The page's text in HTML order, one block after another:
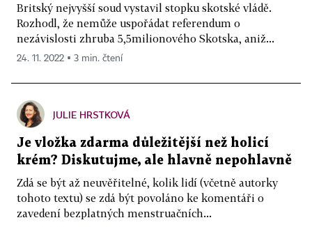
Britský nejvyšší soud vystavil stopku skotské vládě.
Rozhodl, že nemůže uspořádat referendum o
nezávislosti zhruba 5,5milionového Skotska, aniž...
24. 11. 2022 ▪ 3 min. čtení
JULIE HRSTKOVÁ
Je vložka zdarma důležitější než holicí
krém? Diskutujme, ale hlavně nepohlavně
Zdá se být až neuvěřitelné, kolik lidí (včetně autorky
tohoto textu) se zdá být povoláno ke komentáři o
zavedení bezplatných menstruačních...